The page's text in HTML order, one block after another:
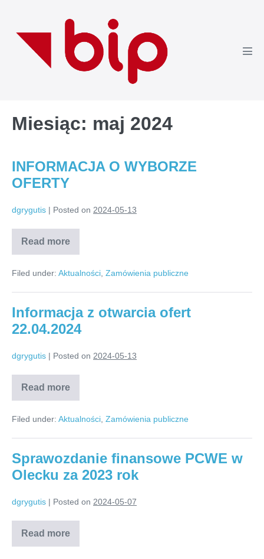
content
Miesiąc: maj 2024
INFORMACJA O WYBORZE
OFERTY
dgrygutis | Posted on 2024-05-13
Read moreINFORMACJA
O
OFERTY
Filed under: Aktualności Zamówienia publiczne
Informacja z otwarcia ofert
22.04.2024
dgrygutis | Posted on 2024-05-13
Read more
Informacja
z
ofert
Filed under: Aktualności Zamówienia publiczne
Sprawozdanie finansowe PCWE w
Olecku za 2023 rok
dgrygutis | Posted on 2024-05-07
Read moreSprawozdanie
finansowe